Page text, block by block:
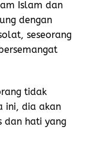
Islam dan
dengan
seseorang
tidak
ini, dia akan
dan hati yang